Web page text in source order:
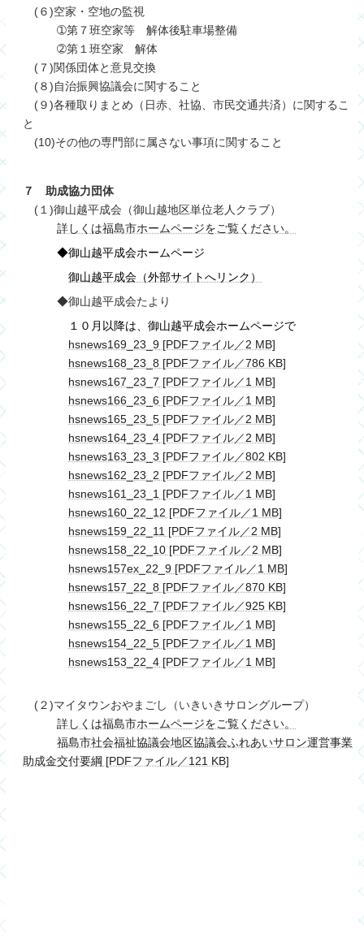
(６)空家・空地の監視
➀第７班空家等 解体後駐車場整備
➁第１班空家 解体
(７)関係団体と意見交換
(８)自治振興協議会に関すること
(９)各種取りまとめ（日赤、社協、市民交通共済）に関するこ
と
(10)その他の専門部に属さない事項に関すること
７ 助成協力団体
(１)御山越平成会（御山越地区単位老人クラブ）
詳しくは福島市ホームページをご覧ください。
◆御山越平成会ホームページ
御山越平成会（外部サイトへリンク）
◆御山越平成会たより
１０月以降は、御山越平成会ホームページで
hsnews169_23_9 [PDFファイル／2 MB]
hsnews168_23_8 [PDFファイル／786 KB]
hsnews167_23_7 [PDFファイル／1 MB]
hsnews166_23_6 [PDFファイル／1 MB]
hsnews165_23_5 [PDFファイル／2 MB]
hsnews164_23_4 [PDFファイル／2 MB]
hsnews163_23_3 [PDFファイル／802 KB]
hsnews162_23_2 [PDFファイル／2 MB]
hsnews161_23_1 [PDFファイル／1 MB]
hsnews160_22_12 [PDFファイル／1 MB]
hsnews159_22_11 [PDFファイル／2 MB]
hsnews158_22_10 [PDFファイル／2 MB]
hsnews157ex_22_9 [PDFファイル／1 MB]
hsnews157_22_8 [PDFファイル／870 KB]
hsnews156_22_7 [PDFファイル／925 KB]
hsnews155_22_6 [PDFファイル／1 MB]
hsnews154_22_5 [PDFファイル／1 MB]
hsnews153_22_4 [PDFファイル／1 MB]
(２)マイタウンおやまごし（いきいきサロングループ）
詳しくは福島市ホームページをご覧ください。
福島市社会福祉協議会地区協議会ふれあいサロン運営事業
助成金交付要綱 [PDFファイル／121 KB]